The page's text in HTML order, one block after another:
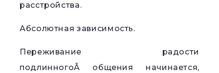
расстройства.
Абсолютная зависимость.
Переживание радости
подлинногоÂ общения начинается,